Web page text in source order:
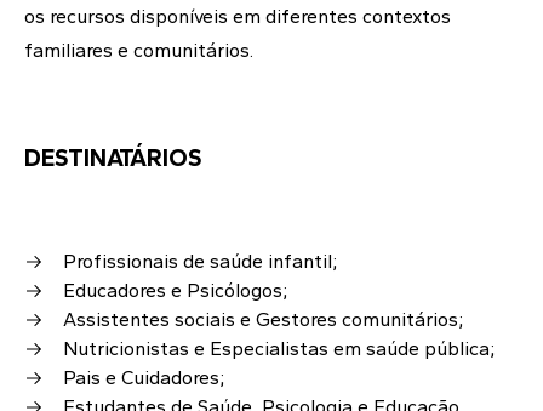
os recursos disponíveis em diferentes contextos
familiares e comunitários.
DESTINATÁRIOS
Profissionais de saúde infantil;
Educadores e Psicólogos;
Assistentes sociais e Gestores comunitários;
Nutricionistas e Especialistas em saúde pública;
Pais e Cuidadores;